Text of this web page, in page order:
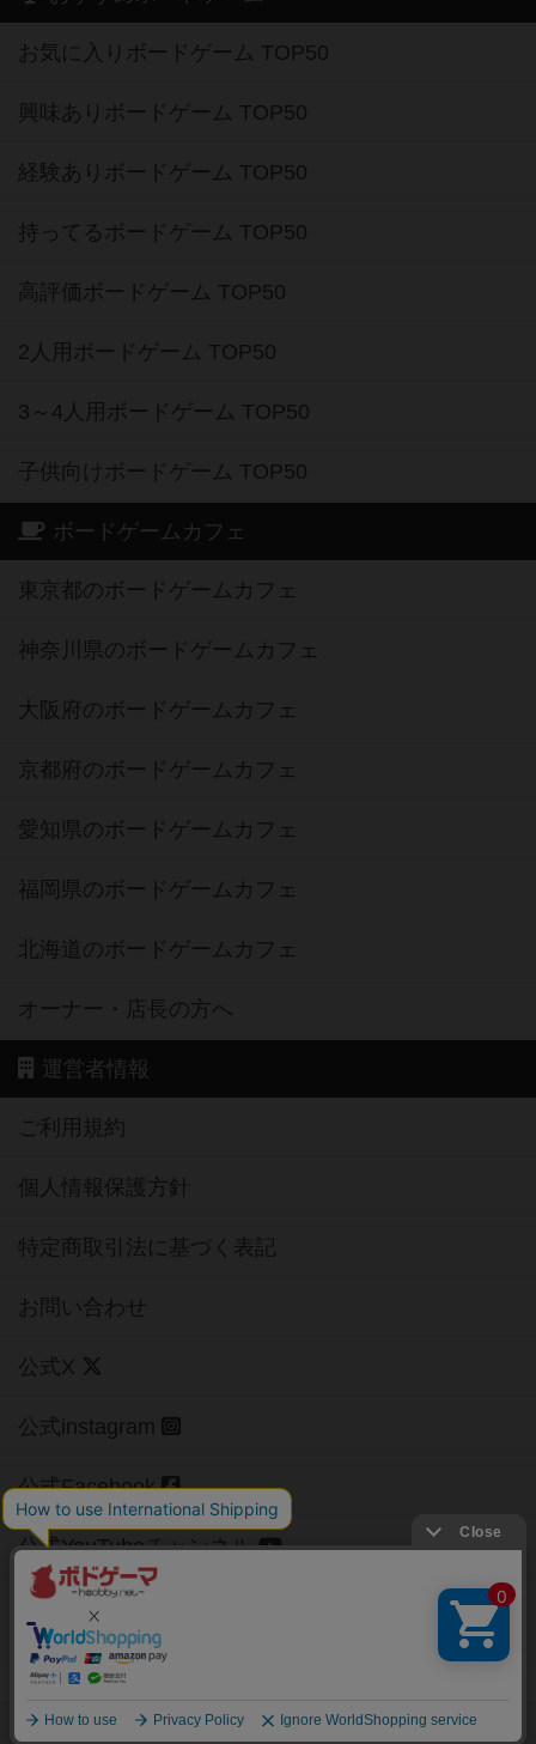
お気に入りボードゲーム TOP50
興味ありボードゲーム TOP50
経験ありボードゲーム TOP50
持ってるボードゲーム TOP50
高評価ボードゲーム TOP50
2人用ボードゲーム TOP50
3～4人用ボードゲーム TOP50
子供向けボードゲーム TOP50
ボードゲームカフェ
東京都のボードゲームカフェ
神奈川県のボードゲームカフェ
大阪府のボードゲームカフェ
京都府のボードゲームカフェ
愛知県のボードゲームカフェ
福岡県のボードゲームカフェ
北海道のボードゲームカフェ
オーナー・店長の方へ
運営者情報
ご利用規約
個人情報保護方針
特定商取引法に基づく表記
お問い合わせ
公式X
公式instagram
公式Facebook
公式YouTubeチャンネル